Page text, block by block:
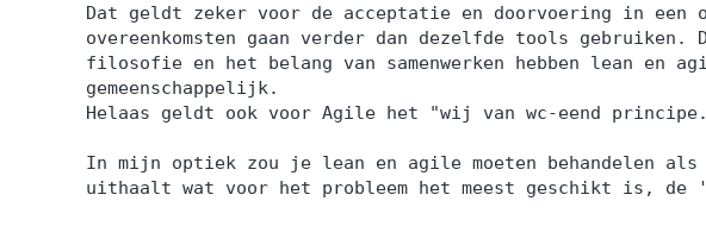
Dat geldt zeker voor de acceptatie en doorvoering in een
overeenkomsten gaan verder dan dezelfde tools gebruiken.
filosofie en het belang van samenwerken hebben lean en
gemeenschappelijk.
Helaas geldt ook voor Agile het "wij van wc-eend
In mijn optiek zou je lean en agile moeten behandelen als
uithaalt wat voor het probleem het meest geschikt is, de